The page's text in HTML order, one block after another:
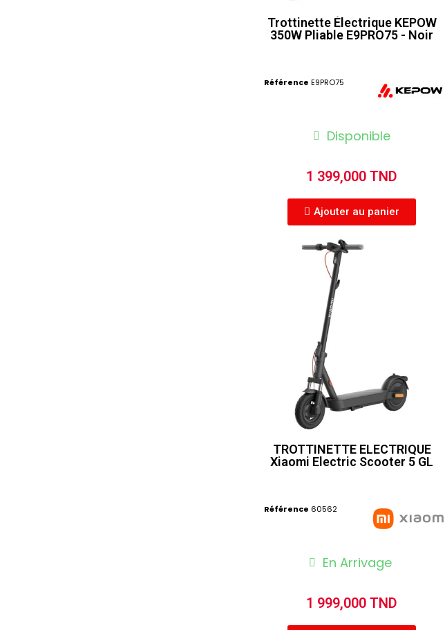
Trottinette Électrique KEPOW
350W Pliable E9PRO75 - Noir
Référence E9PRO75
Disponible
1 399,000 TND
Ajouter au panier
TROTTINETTE ELECTRIQUE
Xiaomi Electric Scooter 5 GL
Référence 60562
En Arrivage
1 999,000 TND